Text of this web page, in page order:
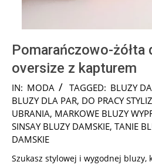
Pomarańczowo-żółta
oversize z kapturem
2024-
07-
21
IN: MODA TAGGED: BLUZY
BLUZY DLA PAR, DO PRACY
UBRANIA, MARKOWE BLUZY
SINSAY BLUZY DAMSKIE, TANIE
DAMSKIE
Szukasz stylowej i wygodnej